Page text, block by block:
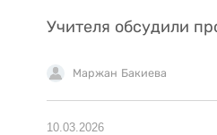
Учителя обсудили
Маржан Бакиева
10.03.2026